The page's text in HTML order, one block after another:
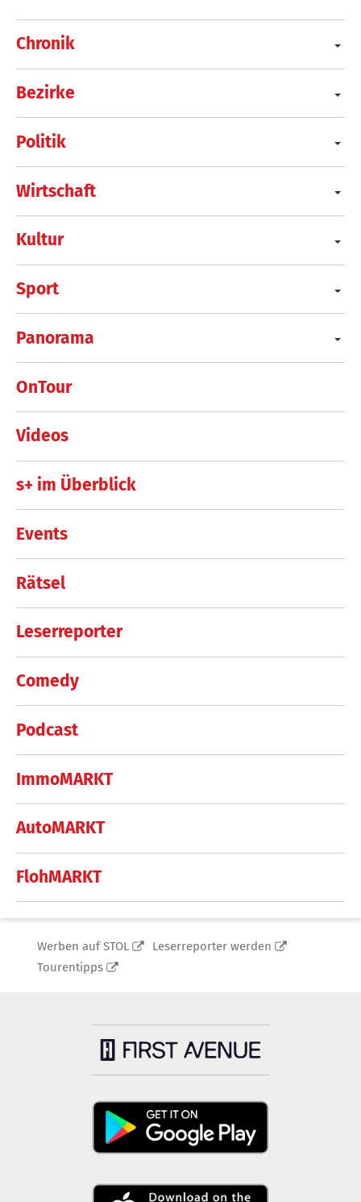
Chronik
Bezirke
Politik
Wirtschaft
Kultur
Sport
Panorama
OnTour
Videos
s+ im Überblick
Events
Rätsel
Leserreporter
Comedy
Podcast
ImmoMARKT
AutoMARKT
FlohMARKT
Werben auf STOL
Leserreporter werden
Tourentipps